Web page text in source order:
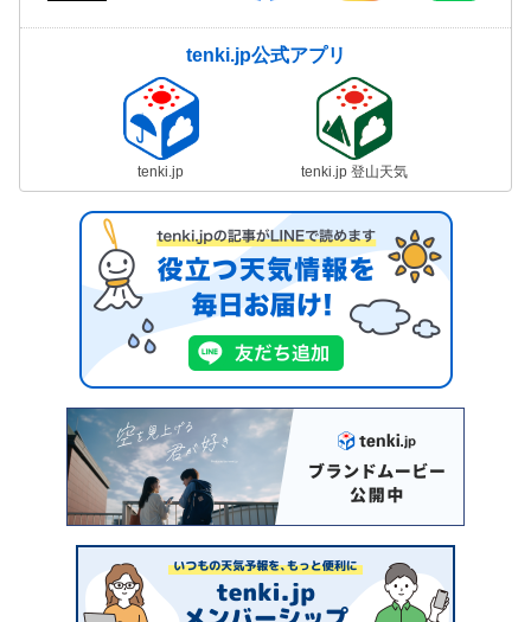
tenki.jp公式アプリ
tenki.jp tenki.jp 登山天気